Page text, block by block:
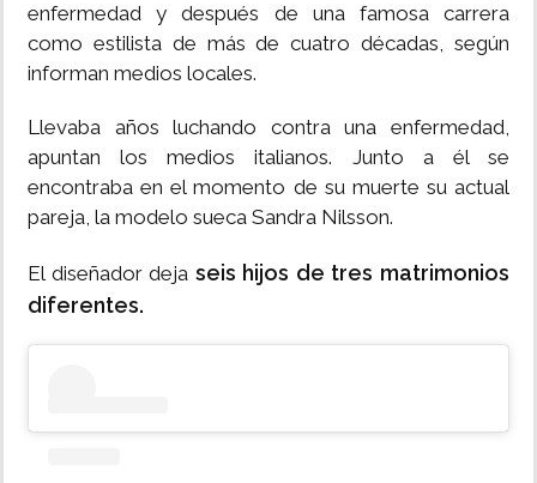
enfermedad y después de una famosa carrera
como estilista de más de cuatro décadas, según
informan medios locales.
Llevaba años luchando contra una enfermedad,
apuntan los medios italianos. Junto a él se
encontraba en el momento de su muerte su actual
pareja, la modelo sueca Sandra Nilsson.
El diseñador deja seis hijos de tres matrimonios
diferentes.